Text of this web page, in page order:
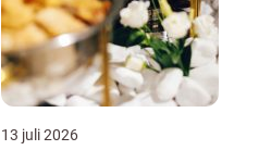
13 juli 2026